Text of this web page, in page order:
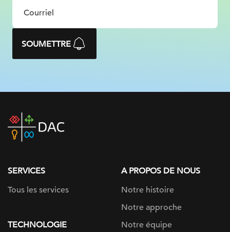
SOUMETTRE
DAC
home
SERVICES
Tous les services
TECHNOLOGIE
A PROPOS DE NOUS
Notre histoire
Notre approche
Notre équipe